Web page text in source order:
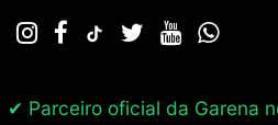
✔ Parceiro oficial da Garena